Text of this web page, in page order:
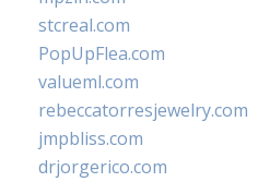
stcreal.com
PopUpFlea.com
valueml.com
rebeccatorresjewelry.com
jmpbliss.com
drjorgerico.com